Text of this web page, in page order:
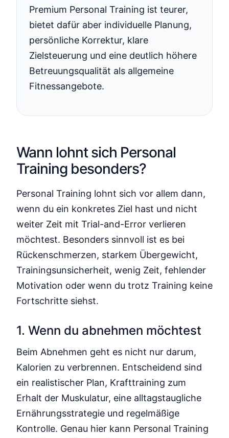
Premium Personal Training ist teurer,
bietet dafür aber individuelle Planung,
persönliche Korrektur, klare
Zielsteuerung und eine deutlich höhere
Betreuungsqualität als allgemeine
Fitnessangebote.
Wann lohnt sich Personal
Training besonders?
Personal Training lohnt sich vor allem dann,
wenn du ein konkretes Ziel hast und nicht
weiter Zeit mit Trial-and-Error verlieren
möchtest. Besonders sinnvoll ist es bei
Rückenschmerzen, starkem Übergewicht,
Trainingsunsicherheit, wenig Zeit, fehlender
Motivation oder wenn du trotz Training keine
Fortschritte siehst.
1. Wenn du abnehmen möchtest
Beim Abnehmen geht es nicht nur darum,
Kalorien zu verbrennen. Entscheidend sind
ein realistischer Plan, Krafttraining zum
Erhalt der Muskulatur, eine alltagstaugliche
Ernährungsstrategie und regelmäßige
Kontrolle. Genau hier kann Personal Training